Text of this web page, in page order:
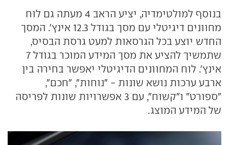
בנוסף למולטימדיה, יציע הראב 4 מעתה גם לוח
מחוונים דיגיטלי עם מסך בגודל 12.3 אינץ'. המסך
החדש יוצע בכל הגרסאות למעט גרסת הבסיס,
שתמשיך להציע את מסך המידע המוכר בגודל 7
אינץ'. לוח המחוונים הדיגיטלי יאפשר בחירה בין
ארבע ערכות נושא שונות - "נוחות", "חכם",
"ספורט" ו"קשוח", עם 3 אפשרויות שונות לפריסה
של המידע המוצג.